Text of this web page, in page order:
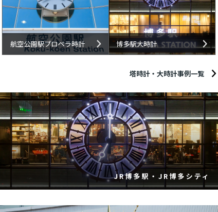
航空公園駅プロペラ時計 博多駅大時計
塔時計・大時計事例一覧
JR博多駅・JR博多シティ